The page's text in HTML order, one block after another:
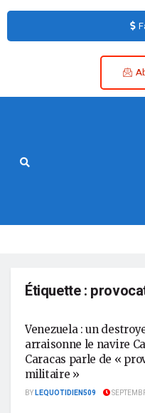
Étiquette :
Venezuela : un
arraisonne le navire
Caracas parle de «
militaire »
BYLEQUOTIDIEN509